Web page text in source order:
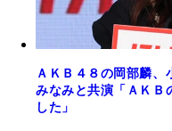
ＡＫＢ４８の岡部麟、
みなみと共演「ＡＫＢ
した」